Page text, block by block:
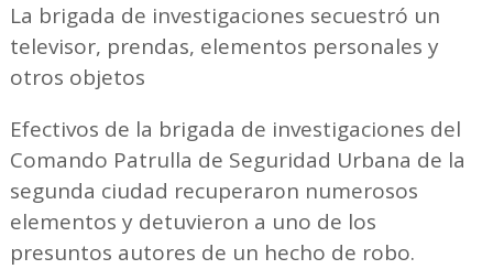
La brigada de investigaciones secuestró un
televisor, prendas, elementos personales y
otros objetos
Efectivos de la brigada de investigaciones del
Comando Patrulla de Seguridad Urbana de la
segunda ciudad recuperaron numerosos
elementos y detuvieron a uno de los
presuntos autores de un hecho de robo.